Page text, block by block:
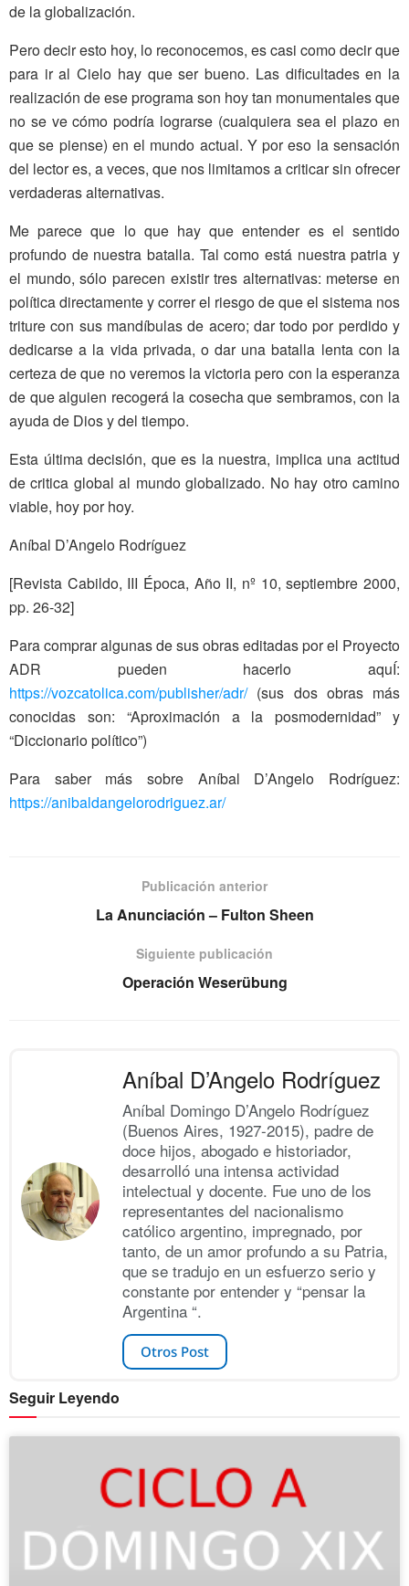
de la globalización.
Pero decir esto hoy, lo reconoce­mos, es casi como decir que
para ir al Cielo hay que ser bueno. Las difi­cultades en la
realización de ese pro­grama son hoy tan monumentales que
no se ve cómo podría lograrse (cualquiera sea el plazo en
que se piense) en el mundo actual. Y por eso la sensación
del lector es, a ve­ces, que nos limitamos a criticar sin ofrecer
verdaderas alternativas.
Me parece que lo que hay que en­tender es el sentido
profundo de nuestra batalla. Tal como está nues­tra patria y
el mundo, sólo parecen existir tres alternativas: meterse en
política directamente y correr el ries­go de que el sistema nos
triture con sus mandíbulas de acero; dar todo por perdido y
dedicarse a la vida pri­vada, o dar una batalla lenta con la
certeza de que no veremos la victoria pero con la esperanza
de que alguien recogerá la cosecha que sembramos, con la
ayuda de Dios y del tiempo.
Esta última decisión, que es la nues­tra, implica una actitud
de critica glo­bal al mundo globalizado. No hay otro camino
viable, hoy por hoy.
Aníbal D’Angelo Rodríguez
[Revista Cabildo, III Época, Año II, nº 10, septiembre 2000,
pp. 26-32]
Para comprar algunas de sus obras editadas por el Proyecto
ADR pueden hacerlo aquÍ:
https://vozcatolica.com/publisher/adr/(sus dos obras más
conocidas son: “Aproximación a la posmodernidad” y
“Diccionario político”)
Para saber más sobre Aníbal D’Angelo Rodríguez:
https://anibaldangelorodriguez.ar/
Publicación anterior
La Anunciación – Fulton Sheen
Siguiente publicación
Operación Weserübung
Aníbal D’Angelo Rodríguez
Aníbal Domingo D’Angelo Rodríguez
(Buenos Aires, 1927-2015), padre de
doce hijos, abogado e historiador,
desarrolló una intensa actividad
intelectual y docente. Fue uno de los
representantes del nacionalismo
católico argentino, impregnado, por
tanto, de un amor profundo a su Patria,
que se tradujo en un esfuerzo serio y
constante por entender y “pensar la
Argentina “.
Otros Post
Seguir Leyendo